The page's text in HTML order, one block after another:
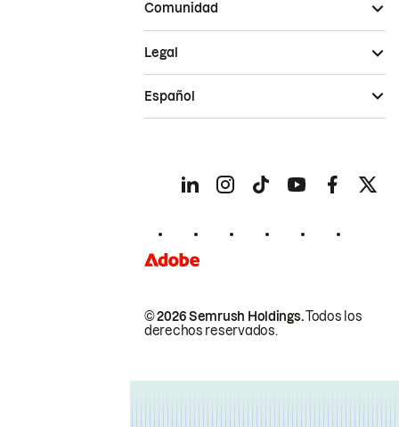
Comunidad
© 2026 Semrush Holdings.Todos los
derechos reservados.
Legal
Español